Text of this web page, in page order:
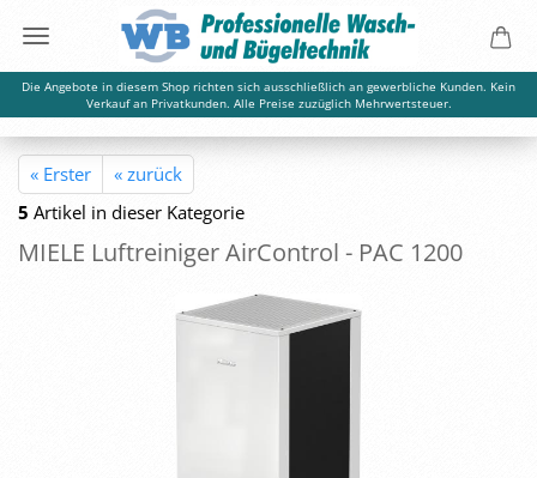
Die Angebote in diesem Shop richten sich ausschließlich an gewerbliche Kunden. Kein
Verkauf an Privatkunden. Alle Preise zuzüglich Mehrwertsteuer.
« Erster
« zurück
5 Artikel in dieser Kategorie
MIELE Luft­rei­ni­ger Air­Con­trol - PAC 1200